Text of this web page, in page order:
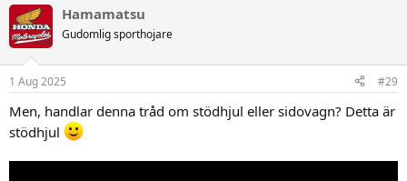
Hamamatsu
Gudomlig sporthojare
1 Aug 2025 #29
Men, handlar denna tråd om stödhjul eller sidovagn? Detta är
stödhjul